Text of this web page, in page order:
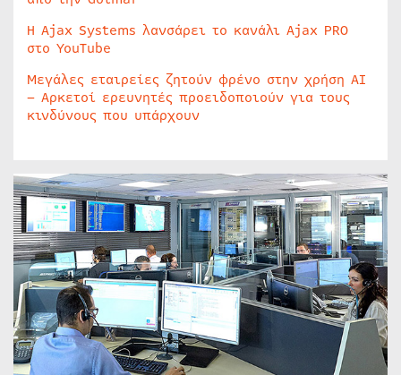
Η Ajax Systems λανσάρει το κανάλι Ajax PRO
στο YouTube
Μεγάλες εταιρείες ζητούν φρένο στην χρήση AI
– Αρκετοί ερευνητές προειδοποιούν για τους
κινδύνους που υπάρχουν